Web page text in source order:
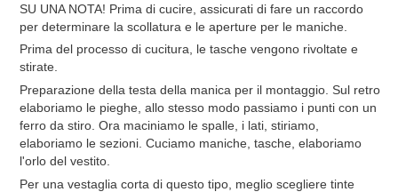
SU UNA NOTA! Prima di cucire, assicurati di fare un raccordo
per determinare la scollatura e le aperture per le maniche.
Prima del processo di cucitura, le tasche vengono rivoltate e
stirate.
Preparazione della testa della manica per il montaggio. Sul retro
elaboriamo le pieghe, allo stesso modo passiamo i punti con un
ferro da stiro. Ora maciniamo le spalle, i lati, stiriamo,
elaboriamo le sezioni. Cuciamo maniche, tasche, elaboriamo
l'orlo del vestito.
Per una vestaglia corta di questo tipo, meglio scegliere tinte